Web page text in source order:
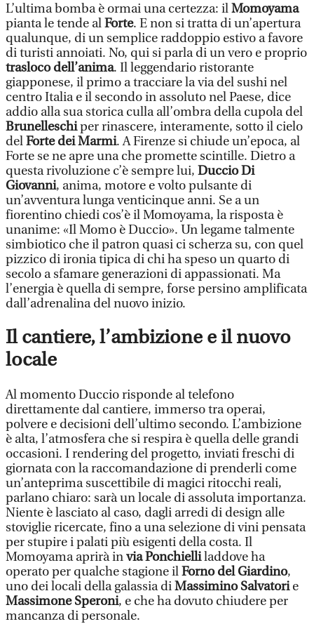
L’ultima bomba è ormai una certezza: ilMomoyama
pianta le tende alForte. E non si tratta di un’apertura
qualunque, di un semplice raddoppio estivo a favore
di turisti annoiati. No, qui si parla di un vero e proprio
trasloco dell’anima. Il leggendario ristorante
giapponese, il primo a tracciare la via del sushi nel
centro Italia e il secondo in assoluto nel Paese, dice
addio alla sua storica culla all’ombra della cupola del
Brunelleschiper rinascere, interamente, sotto il cielo
delForte dei Marmi. A Firenze si chiude un’epoca, al
Forte se ne apre una che promette scintille. Dietro a
questa rivoluzione c’è sempre lui, Duccio Di
Giovanni, anima, motore e volto pulsante di
un’avventura lunga venticinque anni. Se a un
fiorentino chiedi cos’è il Momoyama, la risposta è
unanime: «Il Momo è Duccio». Un legame talmente
simbiotico che il patron quasi ci scherza su, con quel
pizzico di ironia tipica di chi ha speso un quarto di
secolo a sfamare generazioni di appassionati. Ma
l’energia è quella di sempre, forse persino amplificata
dall’adrenalina del nuovo inizio.
Il cantiere, l’ambizione e il nuovo
locale
Al momento Duccio risponde al telefono
direttamente dal cantiere, immerso tra operai,
polvere e decisioni dell’ultimo secondo. L’ambizione
è alta, l’atmosfera che si respira è quella delle grandi
occasioni. I rendering del progetto, inviati freschi di
giornata con la raccomandazione di prenderli come
un’anteprima suscettibile di magici ritocchi reali,
parlano chiaro: sarà un locale di assoluta importanza.
Niente è lasciato al caso, dagli arredi di design alle
stoviglie ricercate, fino a una selezione di vini pensata
per stupire i palati più esigenti della costa. Il
Momoyama aprirà invia Ponchielliladdove ha
operato per qualche stagione ilForno del Giardino,
uno dei locali della galassia diMassimino Salvatorie
Massimone Speroni, e che ha dovuto chiudere per
mancanza di personale.